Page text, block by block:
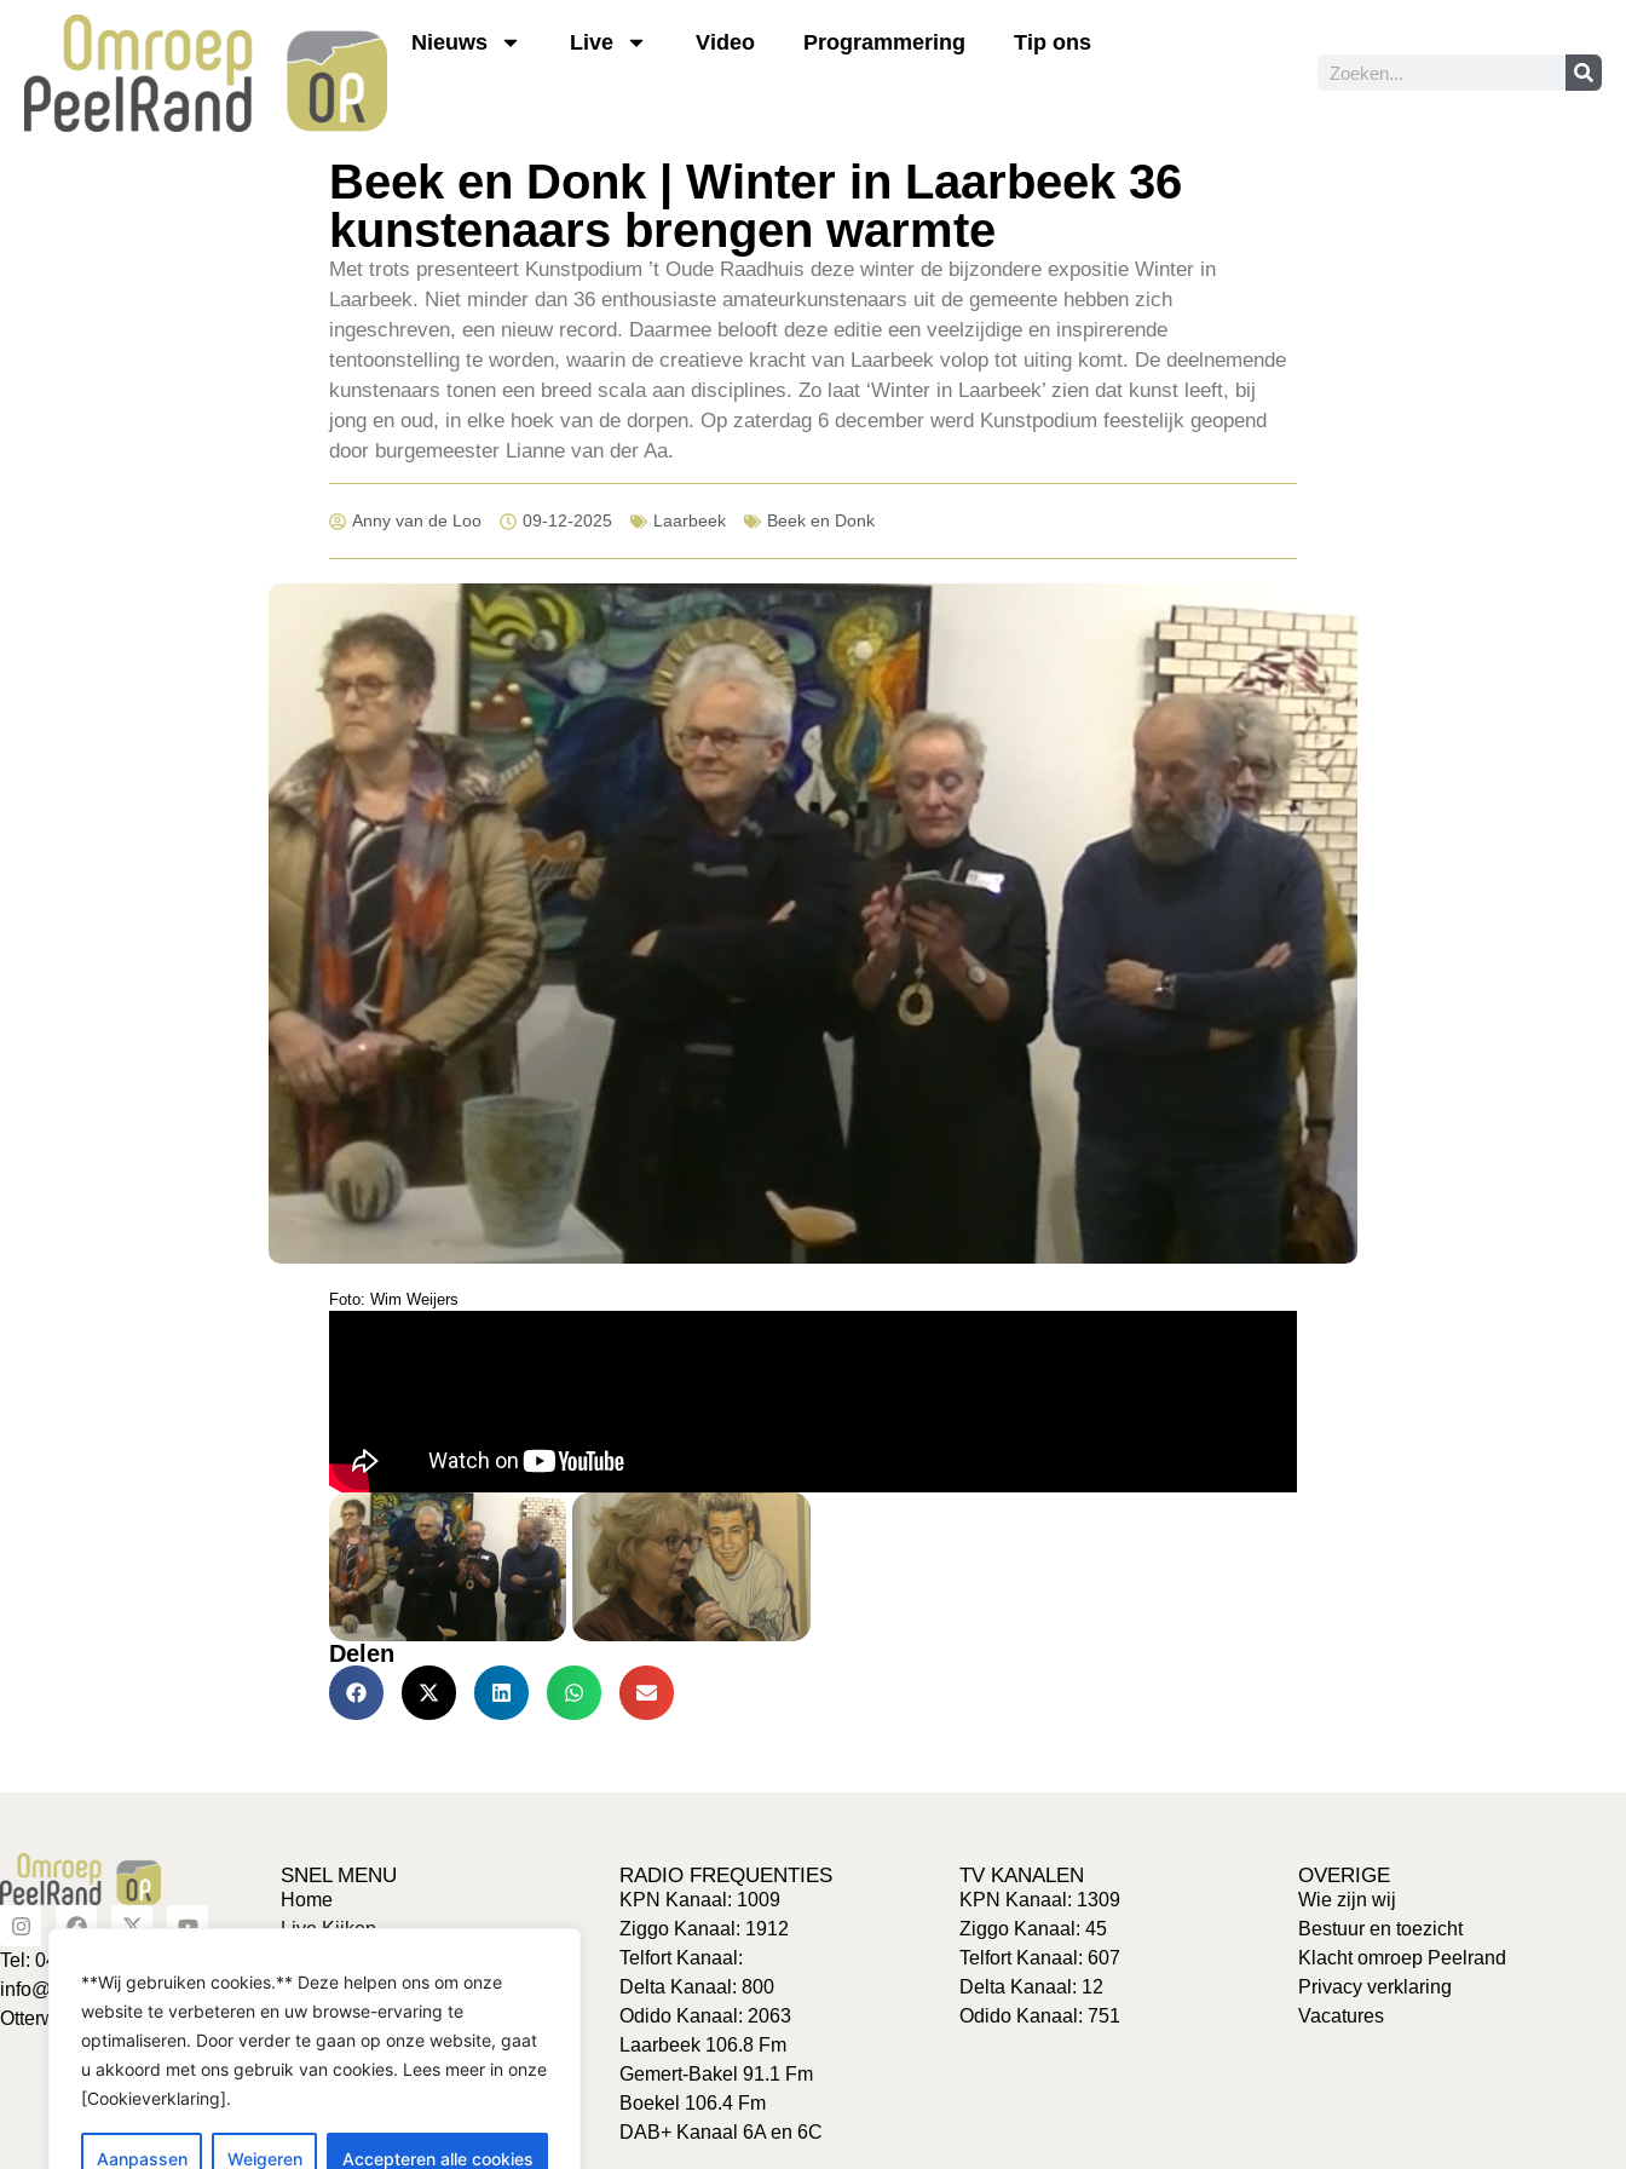
**Wij gebruiken cookies.** Deze helpen ons om onze
website te verbeteren en uw browse-ervaring te
optimaliseren. Door verder te gaan op onze website, gaat
u akkoord met ons gebruik van cookies. Lees meer in onze
[Cookieverklaring].
Aanpassen Weigeren Accepteren alle cookies
Nieuws Live Video Programmering Tip ons
Beek en Donk | Winter in Laarbeek 36
kunstenaars brengen warmte
Met trots presenteert Kunstpodium ’t Oude Raadhuis deze winter de bijzondere expositie Winter in
Laarbeek. Niet minder dan 36 enthousiaste amateurkunstenaars uit de gemeente hebben zich
ingeschreven, een nieuw record. Daarmee belooft deze editie een veelzijdige en inspirerende
tentoonstelling te worden, waarin de creatieve kracht van Laarbeek volop tot uiting komt. De deelnemende
kunstenaars tonen een breed scala aan disciplines. Zo laat ‘Winter in Laarbeek’ zien dat kunst leeft, bij
jong en oud, in elke hoek van de dorpen. Op zaterdag 6 december werd Kunstpodium feestelijk geopend
door burgemeester Lianne van der Aa.
Anny van de Loo 09-12-2025 Laarbeek Beek en Donk
Foto: Wim Weijers
Delen
Tel: 0492-463624
info@omroeppeelrand.nl
Otterweg 25 5741BC
SNEL MENU
Home
Live Kijken
Vriendje voor een tientje
Club van 1000
Contact
RADIO FREQUENTIES
KPN Kanaal: 1009
Ziggo Kanaal: 1912
Telfort Kanaal:
Delta Kanaal: 800
Odido Kanaal: 2063
Laarbeek 106.8 Fm
Gemert-Bakel 91.1 Fm
Boekel 106.4 Fm
DAB+ Kanaal 6A en 6C
TV KANALEN
KPN Kanaal: 1309
Ziggo Kanaal: 45
Telfort Kanaal: 607
Delta Kanaal: 12
Odido Kanaal: 751
OVERIGE
Wie zijn wij
Bestuur en toezicht
Klacht omroep Peelrand
Privacy verklaring
Vacatures